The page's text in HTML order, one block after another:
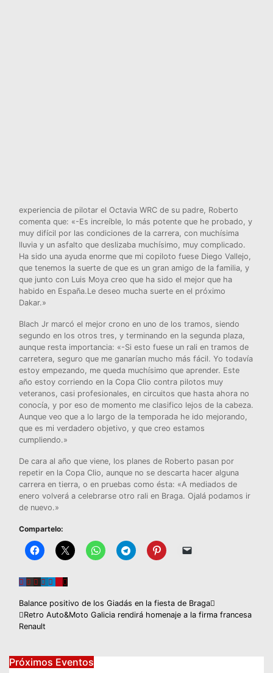
experiencia de pilotar el Octavia WRC de su padre, Roberto
comenta que: «-Es increíble, lo más potente que he probado, y
muy difícil por las condiciones de la carrera, con muchísima
lluvia y un asfalto que deslizaba muchísimo, muy complicado.
Ha sido una ayuda enorme que mi copiloto fuese Diego Vallejo,
que tenemos la suerte de que es un gran amigo de la familia, y
que junto con Luis Moya creo que ha sido el mejor que ha
habido en España.Le deseo mucha suerte en el próximo
Dakar.»
Blach Jr marcó el mejor crono en uno de los tramos, siendo
segundo en los otros tres, y terminando en la segunda plaza,
aunque resta importancia: «-Si esto fuese un rali en tramos de
carretera, seguro que me ganarían mucho más fácil. Yo todavía
estoy empezando, me queda muchísimo que aprender. Este
año estoy corriendo en la Copa Clio contra pilotos muy
veteranos, casi profesionales, en circuitos que hasta ahora no
conocía, y por eso de momento me clasifico lejos de la cabeza.
Aunque veo que a lo largo de la temporada he ido mejorando,
que es mi verdadero objetivo, y que creo estamos
cumpliendo.»
De cara al año que viene, los planes de Roberto pasan por
repetir en la Copa Clio, aunque no se descarta hacer alguna
carrera en tierra, o en pruebas como ésta: «A mediados de
enero volverá a celebrarse otro rali en Braga. Ojalá podamos ir
de nuevo.»
Compartelo:
Navegación
de
entradas
Balance positivo de los Giadás en la fiesta de Braga
Retro Auto&Moto Galicia rendirá homenaje a la firma francesa
Renault
Próximos Eventos